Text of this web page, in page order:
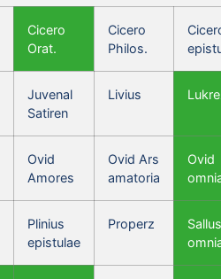
Cicero
Orat.
Cicero
Philos.
Juvenal
Satiren
Livius
Ovid
Amores
Ovid Ars
amatoria
Ovid
Plinius
epistulae
Properz